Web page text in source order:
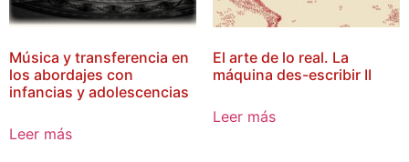
Música y transferencia en
los abordajes con
infancias y adolescencias
Leer más
El arte de lo real. La
máquina des-escribir II
Leer más